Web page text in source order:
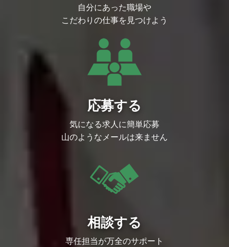
自分にあった職場や
こだわりの仕事を見つけよう
応募する
気になる求人に簡単応募
山のようなメールは来ません
相談する
専任担当が万全のサポート